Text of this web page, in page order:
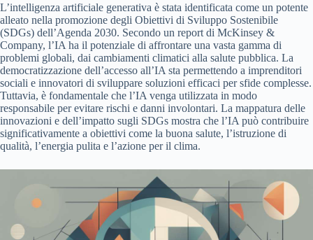
L’intelligenza artificiale generativa è stata identificata come un potente
alleato nella promozione degli Obiettivi di Sviluppo Sostenibile
(SDGs) dell’Agenda 2030. Secondo un report di McKinsey &
Company, l’IA ha il potenziale di affrontare una vasta gamma di
problemi globali, dai cambiamenti climatici alla salute pubblica. La
democratizzazione dell’accesso all’IA sta permettendo a imprenditori
sociali e innovatori di sviluppare soluzioni efficaci per sfide complesse.
Tuttavia, è fondamentale che l’IA venga utilizzata in modo
responsabile per evitare rischi e danni involontari. La mappatura delle
innovazioni e dell’impatto sugli SDGs mostra che l’IA può contribuire
significativamente a obiettivi come la buona salute, l’istruzione di
qualità, l’energia pulita e l’azione per il clima.